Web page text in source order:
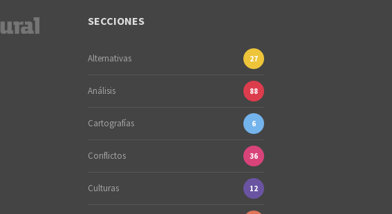
SECCIONES
Alternativas 27
Análisis 88
Cartografías 6
Conflictos 36
Culturas 12